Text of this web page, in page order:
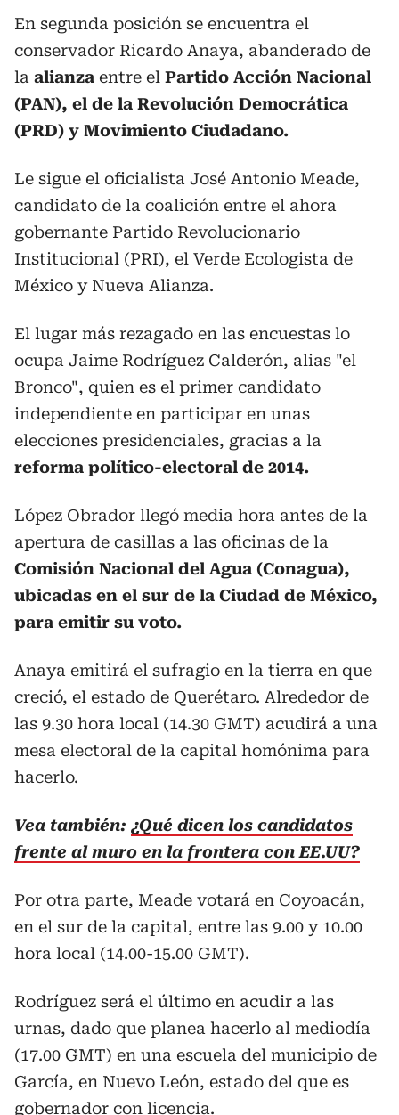
En segunda posición se encuentra el
conservador Ricardo Anaya, abanderado de
la alianza entre el Partido Acción Nacional
(PAN), el de la Revolución Democrática
(PRD) y Movimiento Ciudadano.
Le sigue el oficialista José Antonio Meade,
candidato de la coalición entre el ahora
gobernante Partido Revolucionario
Institucional (PRI), el Verde Ecologista de
México y Nueva Alianza.
El lugar más rezagado en las encuestas lo
ocupa Jaime Rodríguez Calderón, alias "el
Bronco", quien es el primer candidato
independiente en participar en unas
elecciones presidenciales, gracias a la
reforma político-electoral de 2014.
López Obrador llegó media hora antes de la
apertura de casillas a las oficinas de la
Comisión Nacional del Agua (Conagua),
ubicadas en el sur de la Ciudad de México,
para emitir su voto.
Anaya emitirá el sufragio en la tierra en que
creció, el estado de Querétaro. Alrededor de
las 9.30 hora local (14.30 GMT) acudirá a una
mesa electoral de la capital homónima para
hacerlo.
Vea también: ¿Qué dicen los candidatos
frente al muro en la frontera con EE.UU?
Por otra parte, Meade votará en Coyoacán,
en el sur de la capital, entre las 9.00 y 10.00
hora local (14.00-15.00 GMT).
Rodríguez será el último en acudir a las
urnas, dado que planea hacerlo al mediodía
(17.00 GMT) en una escuela del municipio de
García, en Nuevo León, estado del que es
gobernador con licencia.